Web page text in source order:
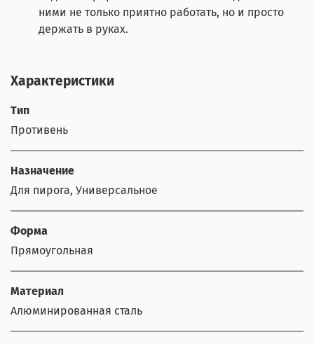
ними не только приятно работать, но и просто
держать в руках.
Характеристики
Тип
Противень
Назначение
Для пирога, Универсальное
Форма
Прямоугольная
Материал
Алюминированная сталь